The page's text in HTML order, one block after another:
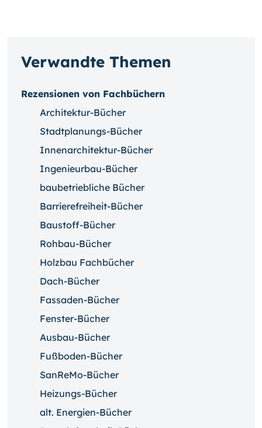
Verwandte Themen
Rezensionen von Fachbüchern
Architektur-Bücher
Stadtplanungs-Bücher
Innenarchitektur-Bücher
Ingenieurbau-Bücher
baubetriebliche Bücher
Barrierefreiheit-Bücher
Baustoff-Bücher
Rohbau-Bücher
Holzbau Fachbücher
Dach-Bücher
Fassaden-Bücher
Fenster-Bücher
Ausbau-Bücher
Fußboden-Bücher
SanReMo-Bücher
Heizungs-Bücher
alt. Energien-Bücher